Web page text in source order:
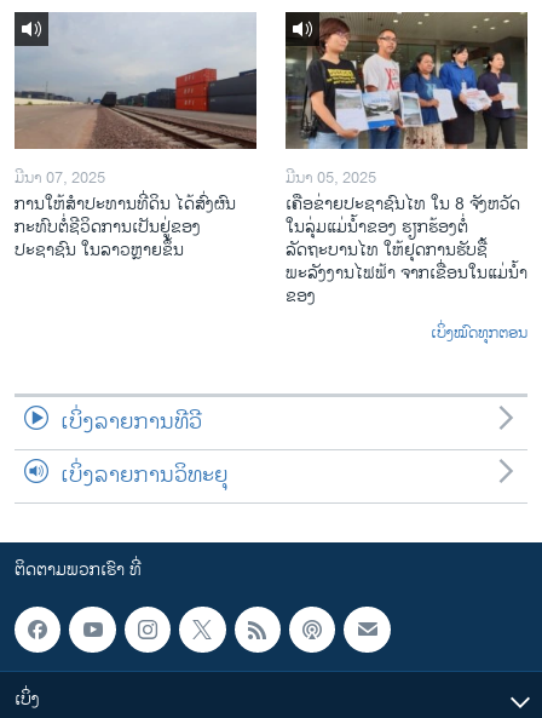
ມີນາ 07, 2025
ການໃຫ້ສໍາປະທານທີ່ດິນ ໄດ້ສົ່ງຜົນ
ກະທົບຕໍ່ຊີວິດການເປັນຢູ່ຂອງ
ປະຊາຊົນ ໃນລາວຫຼາຍຂຶ້ນ
ມີນາ 05, 2025
ເຄືອ​ຂ່າຍ​ປະຊາຊົນໄທ​ ໃນ 8 ຈັງຫວັດ
ໃນ​ລຸ່ມ​ແມ່​ນ້ຳ​ຂອງ ຮຽກຮ້ອງຕໍ່
ລັດຖະບານໄທ ໃຫ້ຢຸດການຮັບຊື້
ພະລັງງານໄຟຟ້າ ຈາກເຂື່ອນໃນແມ່ນ້ຳ
ຂອງ
ເບິ່ງໝົດທຸກຕອນ
ເບິ່ງລາຍການທີວີ
ເບິ່ງລາຍການວິທະຍຸ
ຕິດຕາມພວກເຮົາ ທີ່
ເບິ່ງ